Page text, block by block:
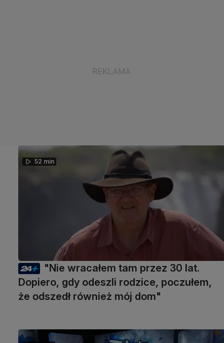
52 min
"Nie wracałem tam przez 30 lat.
Dopiero, gdy odeszli rodzice, poczułem,
że odszedł również mój dom"